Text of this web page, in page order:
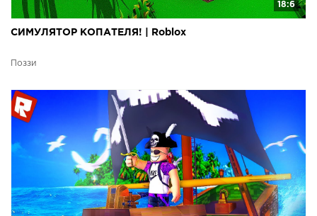
18:6
СИМУЛЯТОР КОПАТЕЛЯ! | Roblox
Поззи